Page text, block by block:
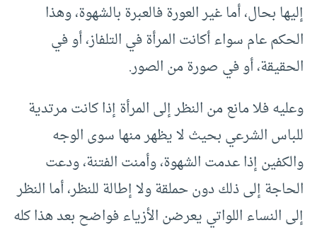
إليها بحال، أما غير العورة فالعبرة بالشهوة، وهذا
الحكم عام سواء أكانت المرأة في التلفاز، أو في
الحقيقة، أو في صورة من الصور.
وعليه فلا مانع من النظر إلى المرأة إذا كانت مرتدية
للباس الشرعي بحيث لا يظهر منها سوى الوجه
والكفين إذا عدمت الشهوة، وأمنت الفتنة، ودعت
الحاجة إلى ذلك دون حملقة ولا إطالة للنظر، أما النظر
إلى النساء اللواتي يعرضن الأزياء فواضح بعد هذا كله